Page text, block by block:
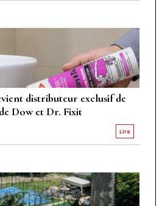
distributeur exclusif de
Dow et Dr. Fixit
Lire